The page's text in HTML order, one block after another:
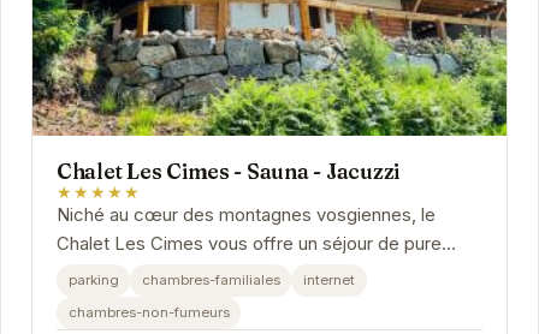
Chalet Les Cimes - Sauna - Jacuzzi
★★★★★
Niché au cœur des montagnes vosgiennes, le
Chalet Les Cimes vous offre un séjour de pure
détente.
parking chambres-familiales
internet
chambres-non-fumeurs